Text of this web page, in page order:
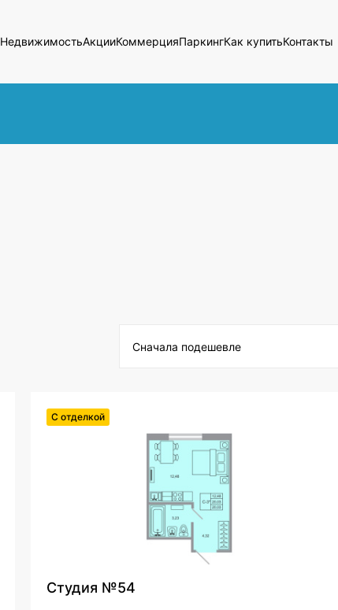
НедвижимостьАкцииКоммерцияПаркингКак купитьКонтакты
Сначала подешевле
С отделкой
Студия №54